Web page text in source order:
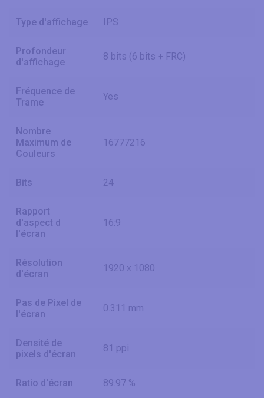
Type d'affichage IPS
Profondeur
d'affichage
8 bits (6 bits + FRC)
Fréquence de
Trame
Yes
Nombre
Maximum de
Couleurs
16777216
Bits 24
Rapport
d'aspect d
l'écran
16:9
Résolution
d'écran
1920 x 1080
Pas de Pixel de
l'écran
0.311 mm
Densité de
pixels d'écran
81 ppi
Ratio d'écran 89.97 %